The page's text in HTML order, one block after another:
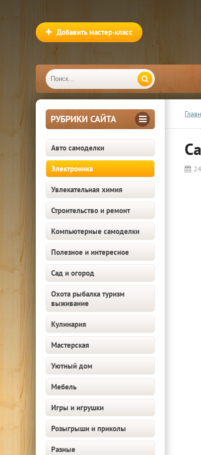
Добавить мастер-класс
РУБРИКИ САЙТА
Авто самоделки
Электроника
Увлекательная химия
Строительство и ремонт
Компьютерные самоделки
Полезное и интересное
Сад и огород
Охота рыбалка туризм
выживание
Кулинария
Мастерская
Уютный дом
Мебель
Игры и игрушки
Розыгрыши и приколы
Разные